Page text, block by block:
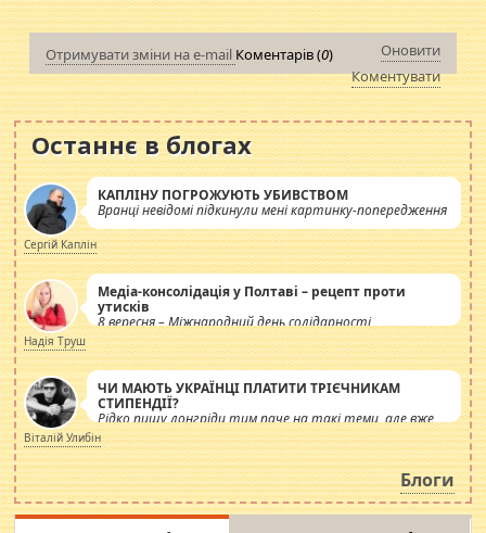
Отримувати зміни на e-mail Коментарів (0)
Оновити
Коментувати
Останнє в блогах
КАПЛІНУ ПОГРОЖУЮТЬ УБИВСТВОМ
Вранці невідомі підкинули мені картинку-попередження
Сергій Каплін
Медіа-консолідація у Полтаві – рецепт проти
утисків
8 вересня – Міжнародний день солідарності
журналістів.
Надія Труш
ЧИ МАЮТЬ УКРАЇНЦІ ПЛАТИТИ ТРІЄЧНИКАМ
СТИПЕНДІЇ?
Рідко пишу лонгріди тим паче на такі теми, але вже
просто дістало! Обурюють сьогоднішні інсенуації
навколо стипендіального питання. Штучно
роздувається ще одна соціальна катастрофа.
Віталій Улибін
Блоги